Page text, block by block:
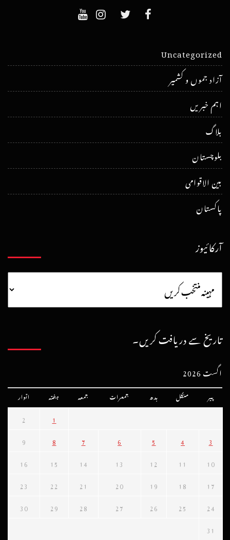
Uncategorized
آزاد جموں و کشمیر
اہم خبریں
بلاگ
بلوچستان
بین الاقوامی
پاکستان
آرکائیوز
تاریخ سے دریافت کریں۔
اگست 2026
پیر منگل بدھ جمعرات جمعہ ہفتہ اتوار
1
2
3
4
5
6
7
8
9
10
11
12
13
14
15
16
17
18
19
20
21
22
23
24
25
26
27
28
29
30
31